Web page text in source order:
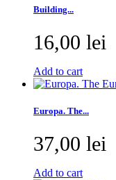
Building...
16,00 lei
Add to cart
Europa. The...
37,00 lei
Add to cart